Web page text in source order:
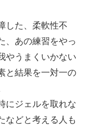
した、柔軟性不
、あの練習をやっ
やうまくいかない
と結果を一対一の
にジェルを取れな
などと考える人も